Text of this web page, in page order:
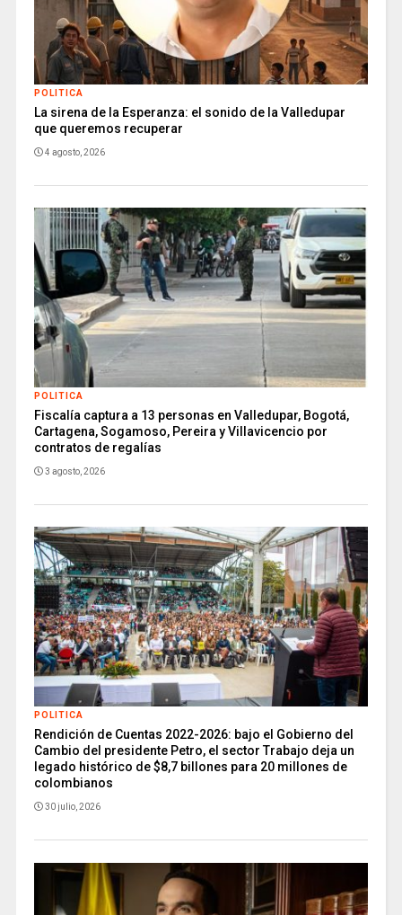
POLITICA
La sirena de la Esperanza: el sonido de la Valledupar
que queremos recuperar
4 agosto, 2026
POLITICA
Fiscalía captura a 13 personas en Valledupar, Bogotá,
Cartagena, Sogamoso, Pereira y Villavicencio por
contratos de regalías
3 agosto, 2026
POLITICA
Rendición de Cuentas 2022-2026: bajo el Gobierno del
Cambio del presidente Petro, el sector Trabajo deja un
legado histórico de $8,7 billones para 20 millones de
colombianos
30 julio, 2026